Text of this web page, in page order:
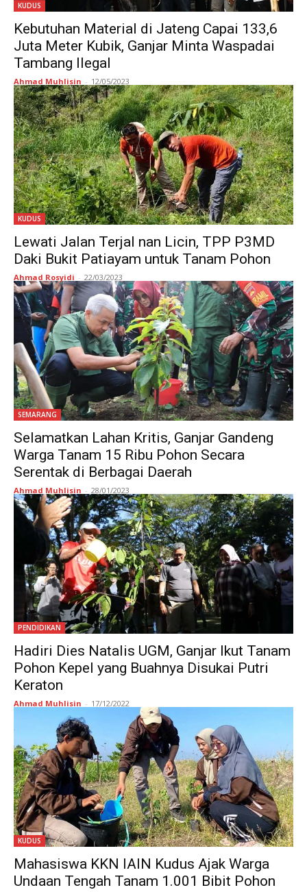
KUDUS
Kebutuhan Material di Jateng Capai 133,6
Juta Meter Kubik, Ganjar Minta Waspadai
Tambang Ilegal
Ahmad Muhlisin - 12/05/2023
KUDUS
Lewati Jalan Terjal nan Licin, TPP P3MD
Daki Bukit Patiayam untuk Tanam Pohon
Ahmad Rosyidi - 22/03/2023
SEMARANG
Selamatkan Lahan Kritis, Ganjar Gandeng
Warga Tanam 15 Ribu Pohon Secara
Serentak di Berbagai Daerah
Ahmad Muhlisin - 28/01/2023
PENDIDIKAN
Hadiri Dies Natalis UGM, Ganjar Ikut Tanam
Pohon Kepel yang Buahnya Disukai Putri
Keraton
Ahmad Muhlisin - 17/12/2022
KUDUS
Mahasiswa KKN IAIN Kudus Ajak Warga
Undaan Tengah Tanam 1.001 Bibit Pohon